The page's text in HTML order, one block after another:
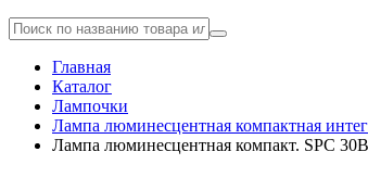
Главная
Каталог
Лампочки
Лампа люминесцентная компактная
Лампа люминесцентная компакт. SPC